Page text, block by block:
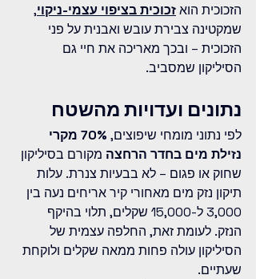
הזכוכית הוא זכוכית בציפוי עצמי-ניקוי,
שמקטינה צבירת עובש ואבנית על פני
הזכוכית – ובכך מאריכה את חיי גם
הסיליקון שמסביב.
נתונים ועדויות מהשטח
לפי נתוני מומחי שיפוצים,
70% מקרי
נזילת מים בחדר הרחצה מקורם בסיליקון
שחוק או פגום – לא בבעיות צנרת. עלות
תיקון נזק מים מאחורי קיר אריחים נעה בין
3,000 ל-15,000 שקלים, תלוי בהיקף
הנזק. לעומת זאת, החלפה עצמית של
הסיליקון עולה פחות ממאה שקלים ולוקחת
שעתיים.